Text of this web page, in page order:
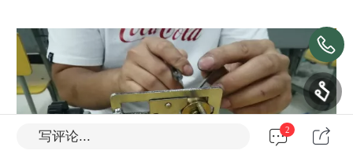
写评论... 2